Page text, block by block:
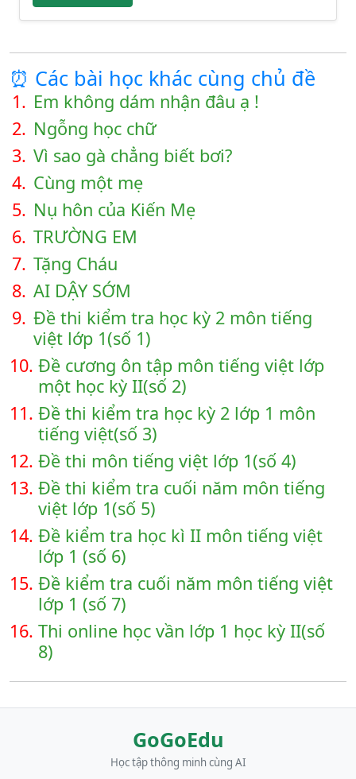
⏰ Các bài học khác cùng chủ đề
1. Em không dám nhận đâu ạ !
2. Ngỗng học chữ
3. Vì sao gà chẳng biết bơi?
4. Cùng một mẹ
5. Nụ hôn của Kiến Mẹ
6. TRƯỜNG EM
7. Tặng Cháu
8. AI DẬY SỚM
9. Đề thi kiểm tra học kỳ 2 môn tiếng
việt lớp 1(số 1)
10. Đề cương ôn tập môn tiếng việt lớp
một học kỳ II(số 2)
11. Đề thi kiểm tra học kỳ 2 lớp 1 môn
tiếng việt(số 3)
12. Đề thi môn tiếng việt lớp 1(số 4)
13. Đề thi kiểm tra cuối năm môn tiếng
việt lớp 1(số 5)
14. Đề kiểm tra học kì II môn tiếng việt
lớp 1 (số 6)
15. Đề kiểm tra cuối năm môn tiếng việt
lớp 1 (số 7)
16. Thi online học vần lớp 1 học kỳ II(số
8)
GoGoEdu
Học tập thông minh cùng AI